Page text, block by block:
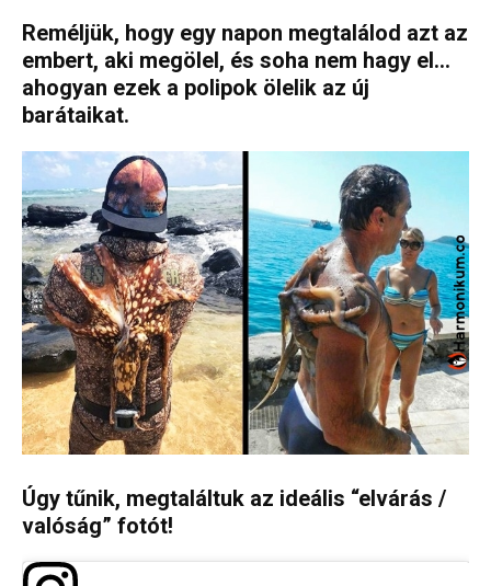
Reméljük, hogy egy napon megtalálod azt az
embert, aki megölel, és soha nem hagy el…
ahogyan ezek a polipok ölelik az új
barátaikat.
Úgy tűnik, megtaláltuk az ideális “elvárás /
valóság” fotót!